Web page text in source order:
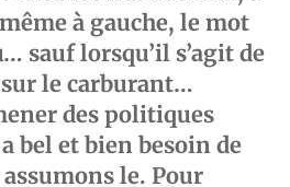
à gauche, le mot
sauf lorsqu’il s’agit de
le carburant…
des politiques
bel et bien besoin de
le. Pour